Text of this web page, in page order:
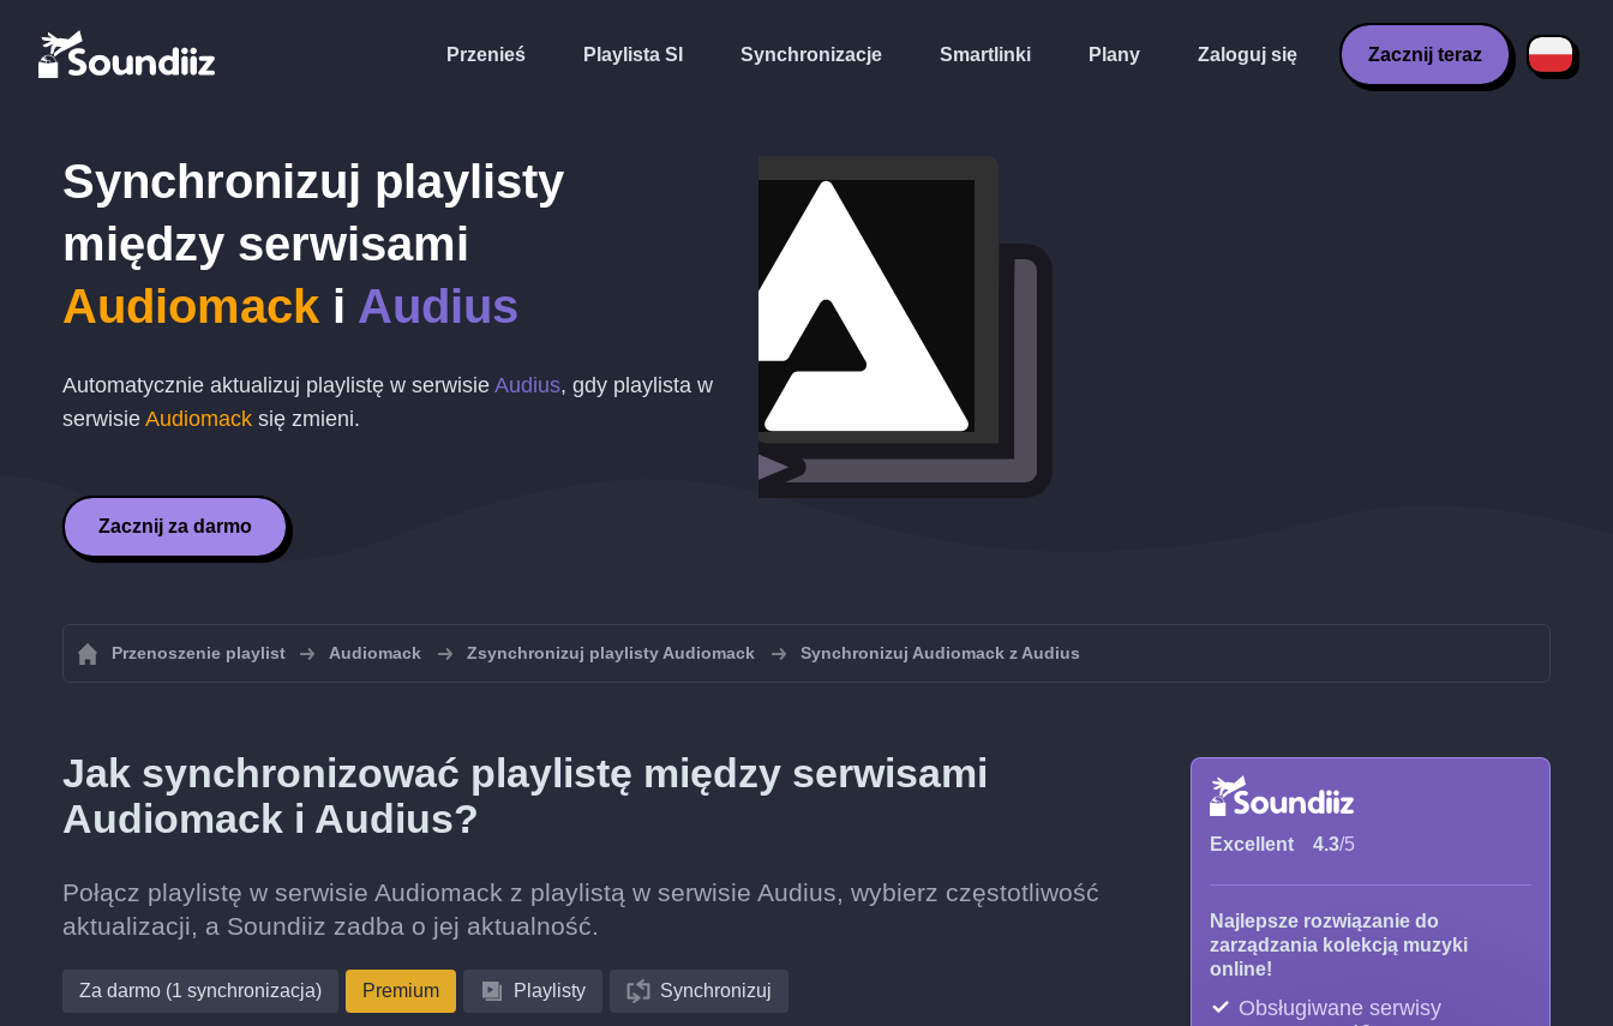
Przenieś Playlista SI Synchronizacje Smartlinki Plany Zaloguj się Zacznij teraz
Synchronizuj playlisty
między serwisami
Audiomack i Audius
Automatycznie aktualizuj playlistę w serwisie Audius, gdy playlista w
serwisie Audiomack się zmieni.
Zacznij za darmo
Przenoszenie playlist Audiomack Zsynchronizuj playlisty Audiomack Synchronizuj Audiomack z Audius
Jak synchronizować playlistę między serwisami
Audiomack i Audius?
Połącz playlistę w serwisie Audiomack z playlistą w serwisie Audius, wybierz częstotliwość
aktualizacji, a Soundiiz zadba o jej aktualność.
Za darmo (1 synchronizacja) Premium Playlisty Synchronizuj
Excellent 4.3/5
Najlepsze rozwiązanie do
zarządzania kolekcją muzyki
online!
Obsługiwane serwisy